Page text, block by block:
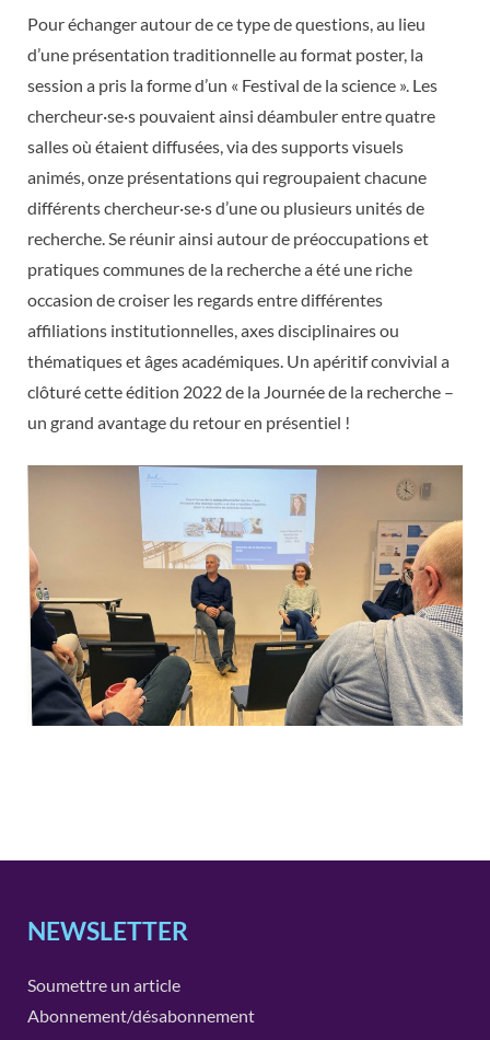
Pour échanger autour de ce type de questions, au lieu
d’une présentation traditionnelle au format poster, la
session a pris la forme d’un « Festival de la science ». Les
chercheur·se·s pouvaient ainsi déambuler entre quatre
salles où étaient diffusées, via des supports visuels
animés, onze présentations qui regroupaient chacune
différents chercheur·se·s d’une ou plusieurs unités de
recherche. Se réunir ainsi autour de préoccupations et
pratiques communes de la recherche a été une riche
occasion de croiser les regards entre différentes
affiliations institutionnelles, axes disciplinaires ou
thématiques et âges académiques. Un apéritif convivial a
clôturé cette édition 2022 de la Journée de la recherche –
un grand avantage du retour en présentiel !
NEWSLETTER
Soumettre un article
Abonnement/désabonnement